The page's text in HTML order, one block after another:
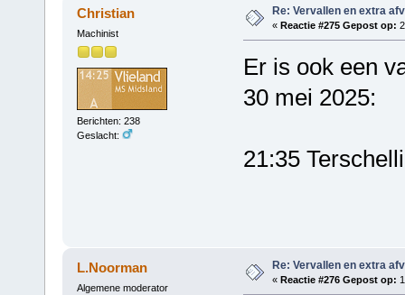
Christian
Machinist
Berichten: 238
Geslacht:
Re: Vervallen en extra
« Reactie #275 Gepost op:
Er is ook een
30 mei 2025:
21:35
L.Noorman
Algemene moderator
Re: Vervallen en extra
« Reactie #276 Gepost op: